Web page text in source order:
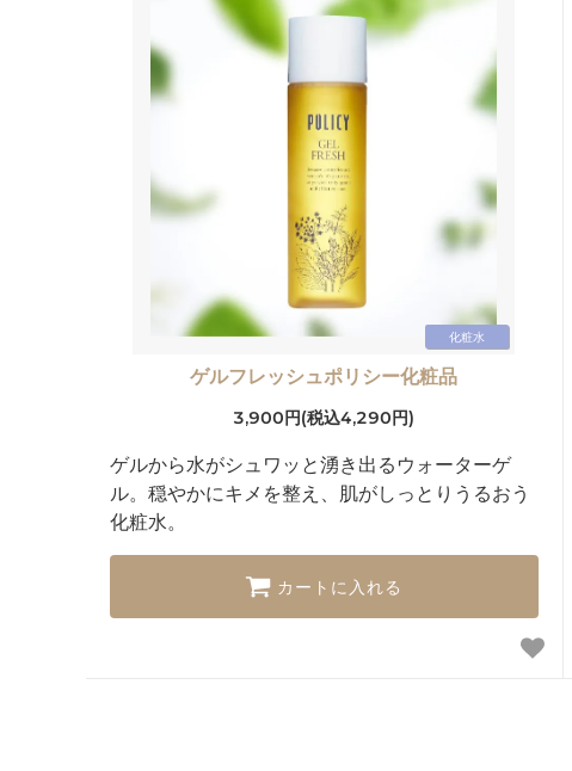
化粧水
ゲルフレッシュポリシー化粧品
3,900円(税込4,290円)
ゲルから水がシュワッと湧き出るウォーターゲ
ル。穏やかにキメを整え、肌がしっとりうるおう
化粧水。
カートに入れる